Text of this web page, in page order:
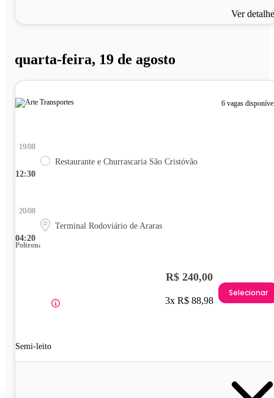
Ver
quarta-feira, 19 de agosto
6 vagas
12:30
19/08
Restaurante e Churrascaria São Cristóvão
04:20
20/08
Terminal Rodoviário de Araras
Poltrona
Semi-leito
R$ 240,00
3x R$ 88,98
Selecionar